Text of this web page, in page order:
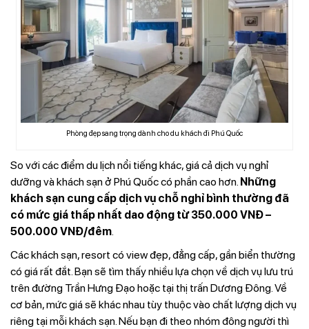
Phòng đẹp sang trọng dành cho du khách đi Phú Quốc
So với các điểm du lịch nổi tiếng khác, giá cả dịch vụ nghỉ
dưỡng và khách sạn ở Phú Quốc có phần cao hơn. Những
khách sạn cung cấp dịch vụ chỗ nghỉ bình thường đã
có mức giá thấp nhất dao động từ 350.000 VNĐ –
500.000 VNĐ/đêm.
Các khách sạn, resort có view đẹp, đẳng cấp, gần biển thường
có giá rất đắt. Bạn sẽ tìm thấy nhiều lựa chọn về dịch vụ lưu trú
trên đường Trần Hưng Đạo hoặc tại thị trấn Dương Đông. Về
cơ bản, mức giá sẽ khác nhau tùy thuộc vào chất lượng dịch vụ
riêng tại mỗi khách sạn. Nếu bạn đi theo nhóm đông người thì